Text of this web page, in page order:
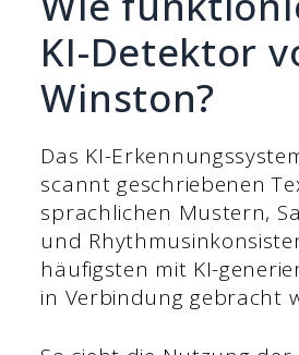
KI-Detektor
Winston?
Das KI-
scannt geschriebenen
sprachlichen Mustern,
und
häufigsten mit KI-
in Verbindung gebracht